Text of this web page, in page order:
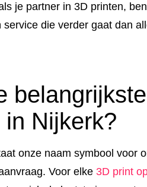
je partner in 3D printen,
die verder gaat dan
Nijkerk?
onze naam symbool voor
Voor elke 3D print